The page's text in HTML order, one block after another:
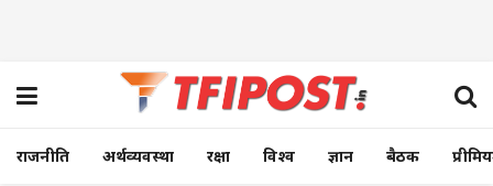
राजनीति अर्थव्यवस्था रक्षा विश्व ज्ञान बैठक